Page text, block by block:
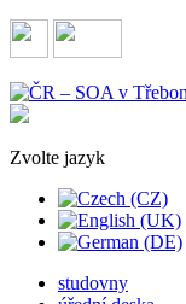
Zvolte jazyk
studovny